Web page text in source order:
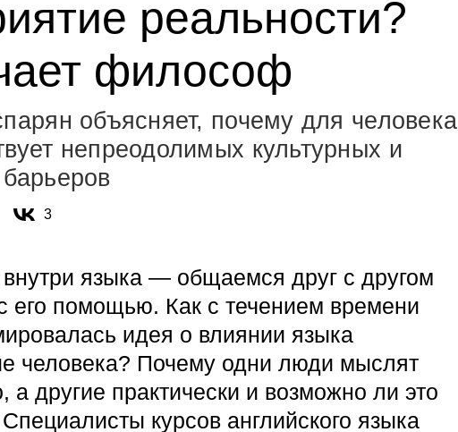
реальности?
философ
объясняет, почему для человека
непреодолимых культурных и
3
языка — общаемся друг с другом
его помощью. Как с течением времени
идея о влиянии языка
человека? Почему одни люди мыслят
а другие практически и возможно ли это
курсов английского языка